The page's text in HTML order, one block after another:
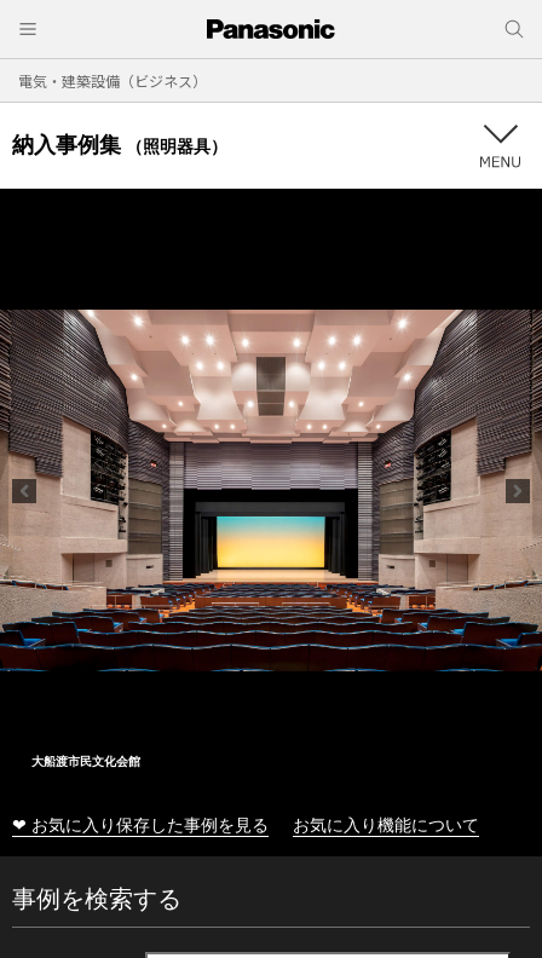
電気・建築設備（ビジネス）
納入事例集 （照明器具）
大船渡市民文化会館
❤ お気に入り保存した事例を見る お気に入り機能について
事例を検索する